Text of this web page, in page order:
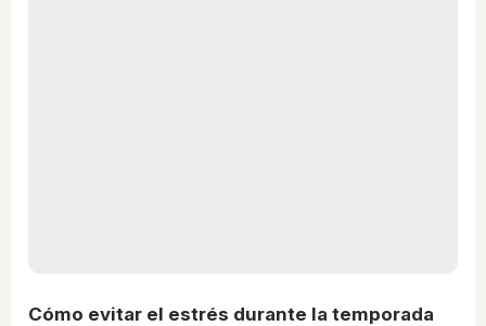
Cómo evitar el estrés durante la temporada